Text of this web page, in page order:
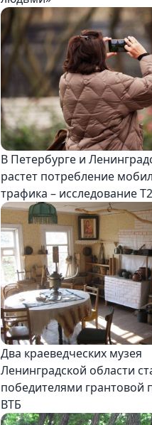
В Петербурге и
растет потребление
трафика – исследование T2
Два краеведческих музея
Ленинградской области
победителями грантовой
ВТБ